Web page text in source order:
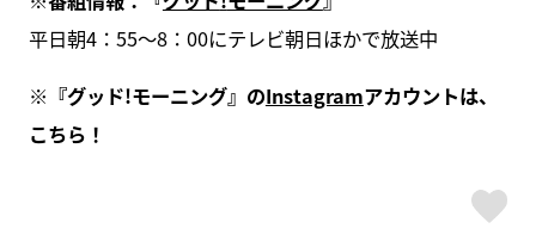
平日朝4：55～8：00にテレビ朝日ほかで放送中
※ 『グッド!モーニング』のInstagramアカウントは、
こちら！